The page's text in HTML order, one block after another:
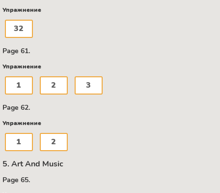
Упражнение
32
Page 61.
Упражнение
1 2 3
Page 62.
Упражнение
1 2
5. Art And Music
Page 65.